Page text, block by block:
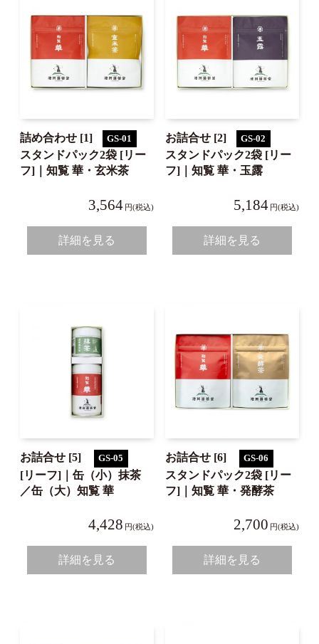
詰め合わせ [1] GS-01
スタンドパック2袋 [リー
フ]｜知覧 華・玄米茶
3,564 円(税込)
詳細を見る
お詰合せ [2] GS-02
スタンドパック2袋 [リー
フ]｜知覧 華・玉露
5,184 円(税込)
詳細を見る
お詰合せ [5] GS-05
[リーフ]｜缶（小）抹茶
／缶（大）知覧 華
4,428 円(税込)
詳細を見る
お詰合せ [6] GS-06
スタンドパック2袋 [リー
フ]｜知覧 華・発酵茶
2,700 円(税込)
詳細を見る